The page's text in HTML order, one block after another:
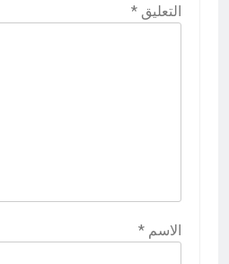
التعليق *
الاسم *